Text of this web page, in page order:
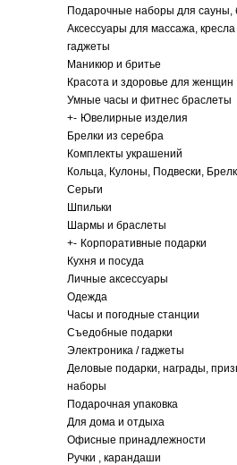
Подарочные наборы для сауны,
Аксессуары для массажа,
гаджеты
Маникюр и бритье
Красота и здоровье для женщин
Умные часы и фитнес браслеты
+- Ювелирные изделия
Брелки из серебра
Комплекты украшений
Кольца, Кулоны, Подвески,
Серьги
Шпильки
Шармы и браслеты
+- Корпоративные подарки
Кухня и посуда
Личные аксессуары
Одежда
Часы и погодные станции
Съедобные подарки
Электроника / гаджеты
Деловые подарки, награды,
наборы
Подарочная упаковка
Для дома и отдыха
Офисные принадлежности
Ручки , карандаши